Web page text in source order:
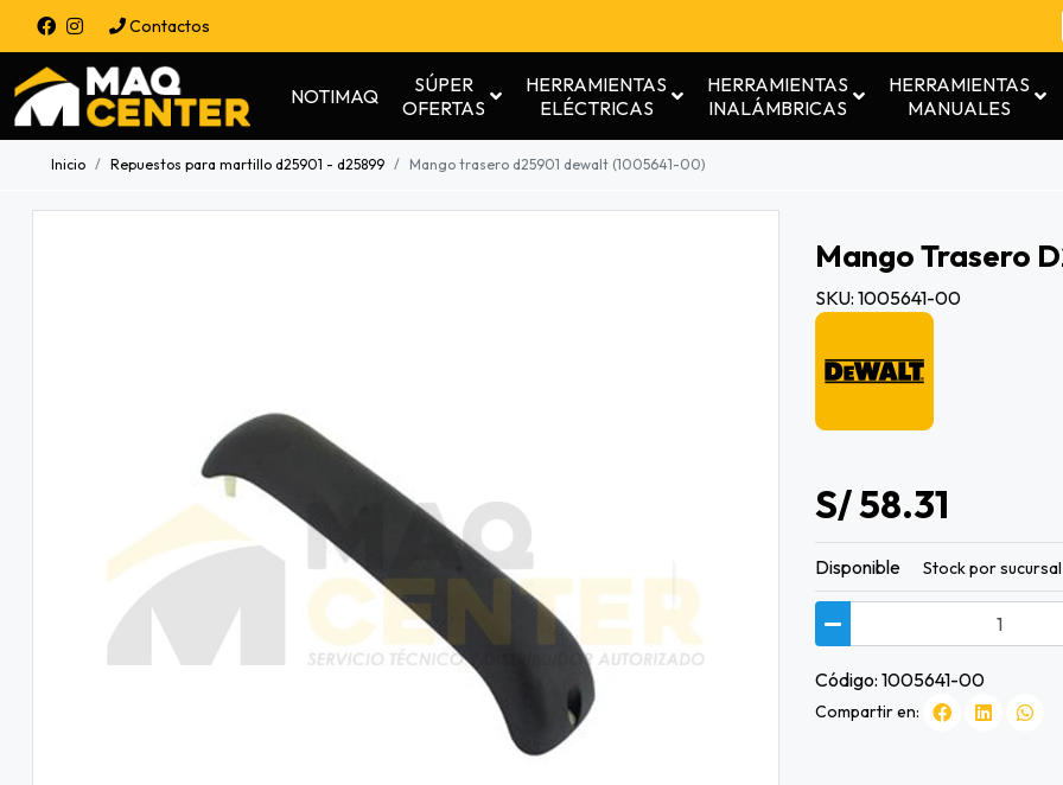
Contactos
NOTIMAQ
SÚPER
OFERTAS
HERRAMIENTAS
ELÉCTRICAS
HERRAMIENTAS
INALÁMBRICAS
HERRAMIENTAS
MANUALES
Inicio Repuestos para martillo d25901 - d25899 Mango trasero d25901 dewalt (1005641-00)
Mango Trasero
SKU: 1005641-00
S/ 58.31
Disponible Stock por sucursal
Código: 1005641-00
Compartir en: